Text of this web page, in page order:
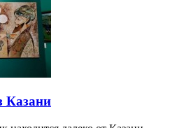
Казани